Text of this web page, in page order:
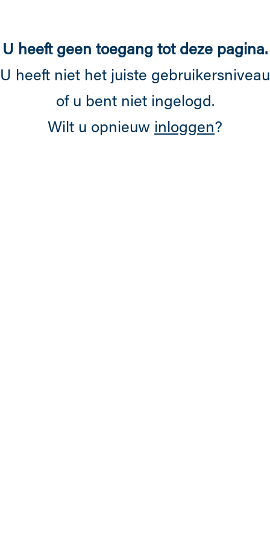
U heeft geen toegang tot deze pagina.
U heeft niet het juiste gebruikersniveau
of u bent niet ingelogd.
Wilt u opnieuw inloggen?